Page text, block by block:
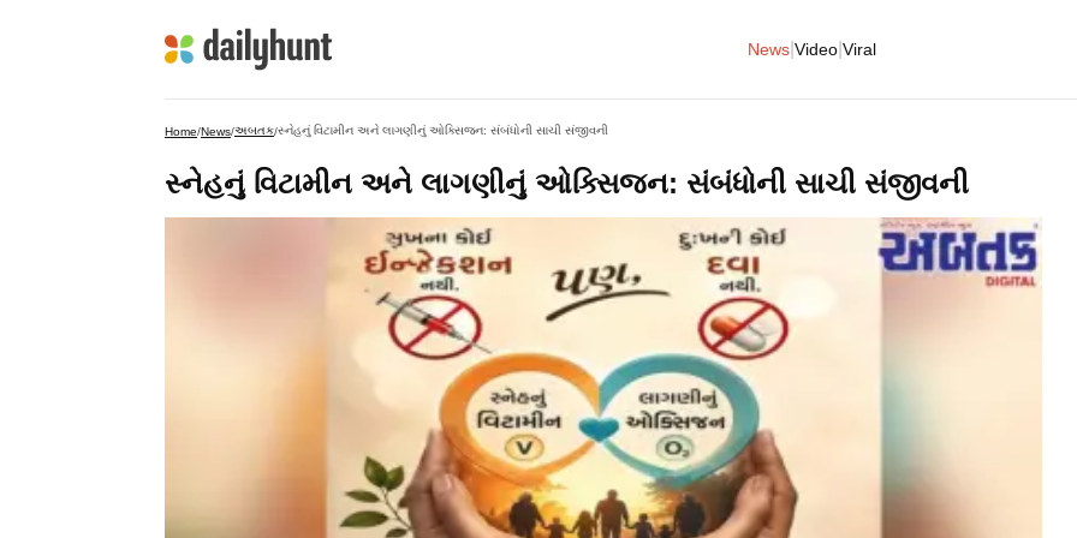
News Video Viral
Home/News/અબતક/સ્નેહનું વિટામીન અને લાગણીનું ઓક્સિજન: સંબંધોની સાચી સંજીવની
સ્નેહનું વિટામીન અને લાગણીનું ઓક્સિજન: સંબંધોની સાચી સંજીવની